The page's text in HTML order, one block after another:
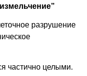
разрушение
частично целыми.